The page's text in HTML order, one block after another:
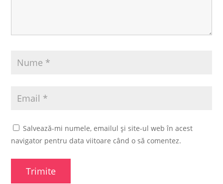
Salvează-mi numele, emailul și site-ul web în acest
navigator pentru data viitoare când o să comentez.